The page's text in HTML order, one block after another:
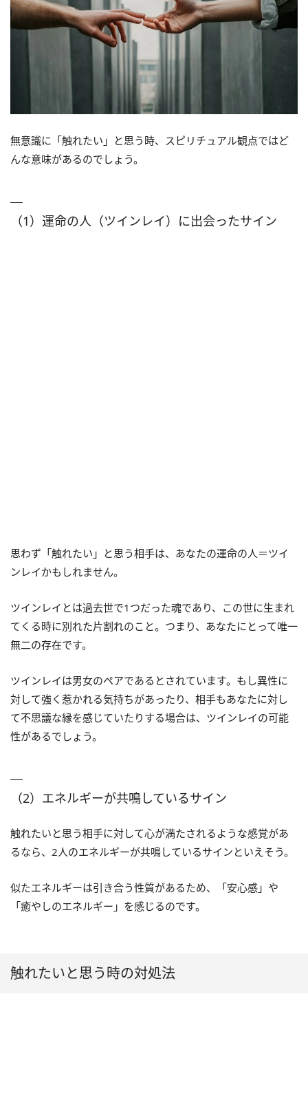
無意識に「触れたい」と思う時、スピリチュアル観点ではど
んな意味があるのでしょう。
（1）運命の人（ツインレイ）に出会ったサイン
思わず「触れたい」と思う相手は、あなたの運命の人＝ツイ
ンレイかもしれません。
ツインレイとは過去世で1つだった魂であり、この世に生まれ
てくる時に別れた片割れのこと。つまり、あなたにとって唯一
無二の存在です。
ツインレイは男女のペアであるとされています。もし異性に
対して強く惹かれる気持ちがあったり、相手もあなたに対し
て不思議な縁を感じていたりする場合は、ツインレイの可能
性があるでしょう。
（2）エネルギーが共鳴しているサイン
触れたいと思う相手に対して心が満たされるような感覚があ
るなら、2人のエネルギーが共鳴しているサインといえそう。
似たエネルギーは引き合う性質があるため、「安心感」や
「癒やしのエネルギー」を感じるのです。
触れたいと思う時の対処法